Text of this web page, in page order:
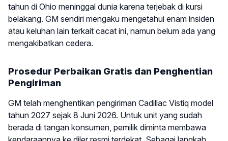
tahun di Ohio meninggal dunia karena terjebak di kursi
belakang. GM sendiri mengaku mengetahui enam insiden
atau keluhan lain terkait cacat ini, namun belum ada yang
mengakibatkan cedera.
Prosedur Perbaikan Gratis dan Penghentian
Pengiriman
GM telah menghentikan pengiriman Cadillac Vistiq model
tahun 2027 sejak 8 Juni 2026. Untuk unit yang sudah
berada di tangan konsumen, pemilik diminta membawa